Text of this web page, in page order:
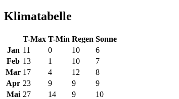
Klimatabelle
T-Max T-Min Regen Sonne
Jan 11 0 10
6
Feb 13 1 10
7
Mar 17 4 12
8
Apr 23 9 9
9
Mai 27 14 9
10